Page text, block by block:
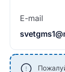
E-mail